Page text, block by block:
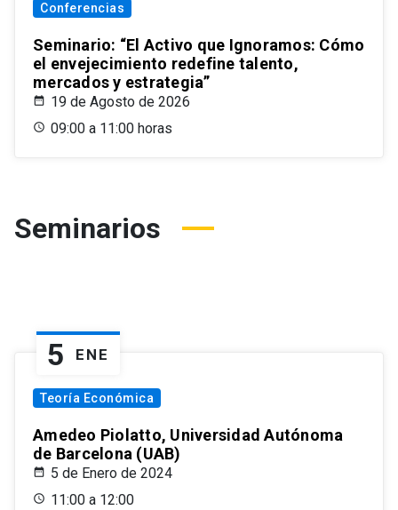
Conferencias
Seminario: “El Activo que Ignoramos: Cómo
el envejecimiento redefine talento,
mercados y estrategia”
19 de Agosto de 2026
09:00 a 11:00 horas
Seminarios
5 ENE
Teoría Económica
Amedeo Piolatto, Universidad Autónoma
de Barcelona (UAB)
5 de Enero de 2024
11:00 a 12:00